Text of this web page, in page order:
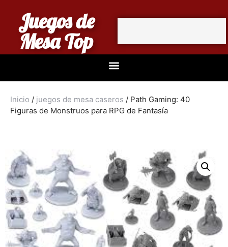
Juegos de
Mesa Top
Inicio / juegos de mesa caseros / Path Gaming: 40
Figuras de Monstruos para RPG de Fantasía